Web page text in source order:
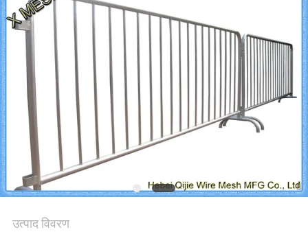
अनुरोध
करें
साइटमैप
PRIVACY
POLICY
उत्पाद विवरण